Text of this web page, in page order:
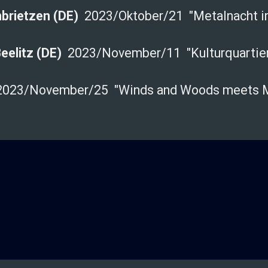
(DE) 2023/Oktober/21 "Metalnacht
(DE) 2023/November/11
November/25 "Winds and Woods meets